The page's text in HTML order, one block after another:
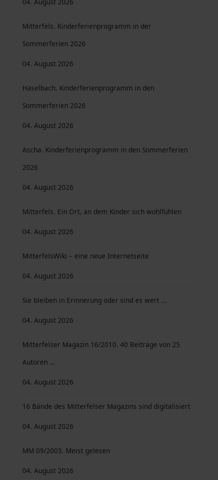
Mitterfels. Kinderferienprogramm in der
Sommerferien 2026
04. August 2026
Haselbach. Kinderferienprogramm in den
Sommerferien 2026
04. August 2026
Ascha. Kinderferienprogramm in den Sommerferien
2026
04. August 2026
Mitterfels. Ein Ort, an dem Kinder sich wohlfühlen
04. August 2026
MitterfelsWiki – eine neue Internetseite
04. August 2026
Sie bleiben in Erinnerung oder sind es wert ...
04. August 2026
Mitterfelser Magazin 16/2010. 40 Beiträge von 25
Autoren …
04. August 2026
16 Bände des Mitterfelser Magazins sind digitalisiert
04. August 2026
MM 09/2003. Meist gelesen
04. August 2026